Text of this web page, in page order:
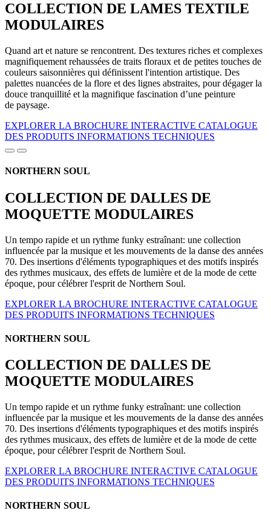
COLLECTION DE LAMES TEXTILE
MODULAIRES
Quand art et nature se rencontrent. Des textures riches et complexes
magnifiquement rehaussées de traits floraux et de petites touches de
couleurs saisonnières qui définissent l'intention artistique. Des
palettes nuancées de la flore et des lignes abstraites, pour dégager la
douce tranquillité et la magnifique fascination d’une peinture
de paysage.
EXPLORER LA BROCHURE INTERACTIVE CATALOGUE
DES PRODUITS INFORMATIONS TECHNIQUES
NORTHERN SOUL
COLLECTION DE DALLES DE
MOQUETTE MODULAIRES
Un tempo rapide et un rythme funky estraînant: une collection
influencée par la musique et les mouvements de la danse des années
70. Des insertions d'éléments typographiques et des motifs inspirés
des rythmes musicaux, des effets de lumière et de la mode de cette
époque, pour célébrer l'esprit de Northern Soul.
EXPLORER LA BROCHURE INTERACTIVE CATALOGUE
DES PRODUITS INFORMATIONS TECHNIQUES
NORTHERN SOUL
COLLECTION DE DALLES DE
MOQUETTE MODULAIRES
Un tempo rapide et un rythme funky estraînant: une collection
influencée par la musique et les mouvements de la danse des années
70. Des insertions d'éléments typographiques et des motifs inspirés
des rythmes musicaux, des effets de lumière et de la mode de cette
époque, pour célébrer l'esprit de Northern Soul.
EXPLORER LA BROCHURE INTERACTIVE CATALOGUE
DES PRODUITS INFORMATIONS TECHNIQUES
NORTHERN SOUL